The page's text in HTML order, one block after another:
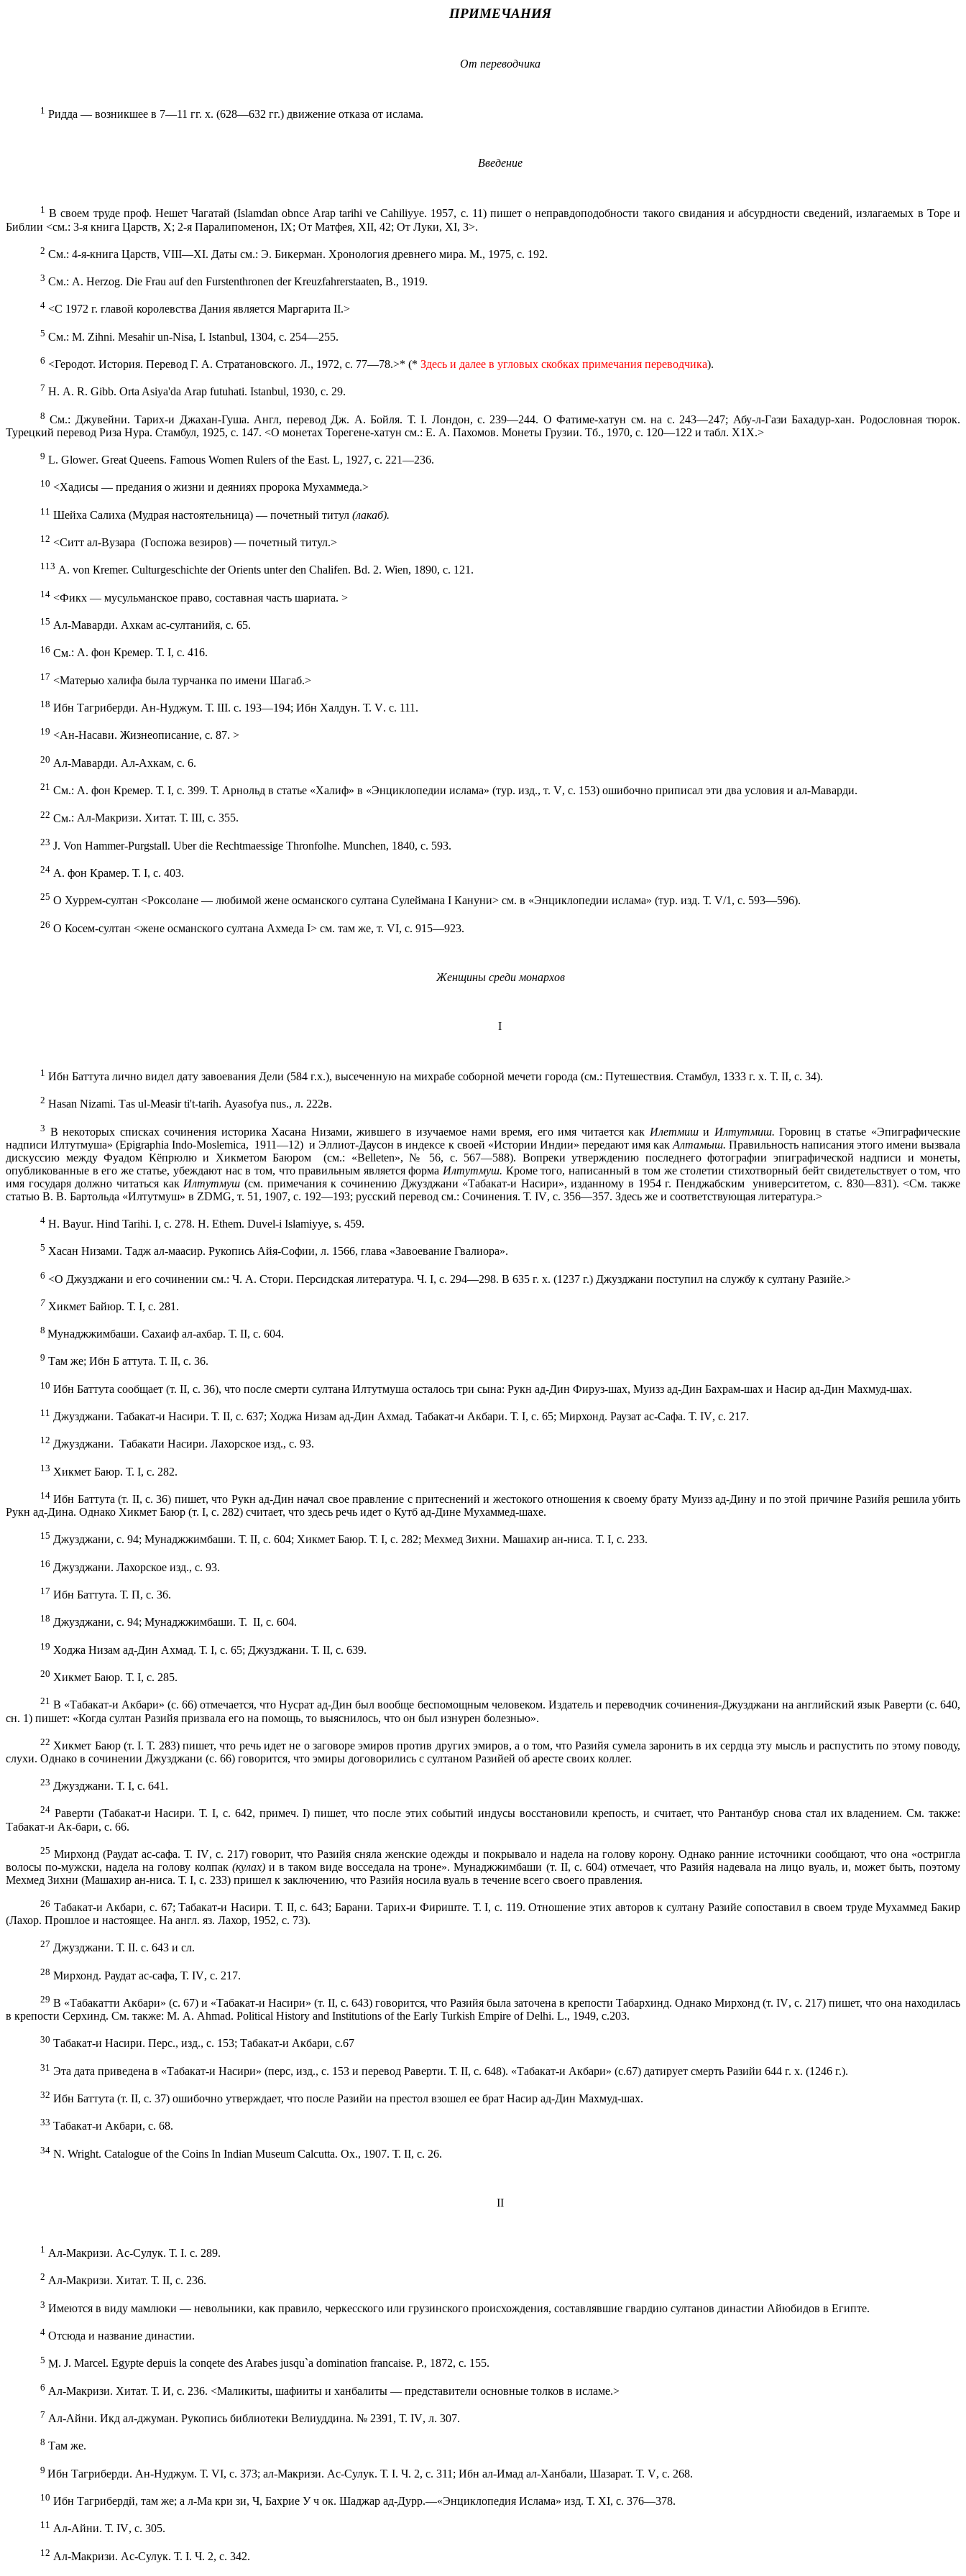
ПРИМЕЧАНИЯ
От переводчика
1 Ридда — возникшее в 7—11 гг. х. (628—632 гг.) движение отказа от ислама.
Введение
1 В своем труде проф. Нешет Чагатай (Islamdan obnce Arap tarihi ve Cahiliyye. 1957, с. 11) пишет о неправдоподобности та­кого свидания и абсурдности сведений, излагаемых в Торе и
Библии <см.: 3-я книга Царств, X; 2-я Паралипоменон, IX; От Матфея, XII, 42; От Луки, XI, 3>.
2 См.: 4-я-книга Царств, VIII—XI. Даты см.: Э. Бикерман. Хронология древнего мира. М., 1975, с. 192.
3 См.: А. Herzog. Die Frau auf den Furstenthronen der Kreuzfahrerstaaten, В., 1919.
4 <С 1972 г. главой королевства Дания является Маргари­та II.>
5 См.: М. Zihni. Mesahir un-Nisa, I. Istanbul, 1304, с. 254—255.
6 <Геродот. История. Перевод Г. А. Стратановского. Л., 1972, с. 77—78.>* (* Здесь и далее в угловых скобках примечания переводчика).
7 Н. А. R. Gibb. ОrtaAsiya'dа Аrар futuhati. Istanbul, 1930, с. 29.
8 См.: Джувейни. Тарих-и Джахан-Гуша. Англ, перевод Дж. А. Бойля. Т.I. Лондон, с. 239—244. О Фатиме-хатун см. на с. 243—247; Абу-л-Гази Бахадур-хан. Родословная тюрок.
Турецкий перевод Риза Нура. Стамбул, 1925, с. 147. <О монетах Торегене-хатун см.: Е. А. Пахомов. Монеты Грузии. Тб., 1970, с. 120—122 и табл. Х1Х.>
9 L. Glower. Great Queens. Famous Women Rulers of the East. L, 1927, с. 221—236.
10 <Хадисы — предания о жизни и деяниях пророка Мухаммеда.>
11 Шейха Салиха (Мудрая настоятельница) — почетный титул (лакаб).
12 <Ситт ал-Вузара (Госпожа везиров) — почетный титул.>
113 А. von Кremer. Сulturgeschichte der Orients unter den Chalifen. Вd. 2. Wien, 1890, с. 121.
14 <Фикх — мусульманское право, составная часть шариата. >
15 Ал-Маварди. Ахкам ас-султанийя, с. 65.
16 См.: А. фон Кремер. Т. I, с. 416.
17 <Матерью халифа была турчанка по имени Шагаб.>
18 Ибн Тагриберди. Ан-Нуджум. Т. III. с. 193—194; Ибн Халдун. Т. V. с. 111.
19 <Ан-Насави. Жизнеописание, с. 87. >
20 Ал-Маварди. Ал-Ахкам, с. 6.
21 См.: А. фон Кремер. Т. I, с. 399. Т. Арнольд в статье «Халиф» в «Энциклопедии ислама» (тур. изд., т. V, с. 153) ошибочно приписал эти два условия и ал-Маварди.
22 См.: Ал-Макризи. Хитат. Т. III, с. 355.
23 J. Von Hammer-Purgstall. Uber die Rechtmaessige Thronfolhe. Munchen, 1840, с. 593.
24 А. фон Крамер. Т. I, с. 403.
25 О Хуррем-султан <Роксолане — любимой жене османского султана Сулеймана I Кануни> см. в «Энциклопедии ислама» (тур. изд. Т. V/1, с. 593—596).
26 О Косем-султан <жене османского султана Ахмеда I> см. там же, т. VI, с. 915—923.
Женщины среди монархов
I
1 Ибн Баттута лично видел дату завоевания Дели (584 г.х.), высеченную на михрабе соборной мечети города (см.: Путешествия. Стамбул, 1333 г. х. Т. II, с. 34).
2 Наsan Nizami. Таs ul-Меasir ti't-tarih. Ауаsofya nus., л. 222в.
3 В некоторых списках сочинения историка Хасана Низами, жившего в изучаемое нами время, его имя читается как Илетмиши Илтутмиш.Горовиц в статье «Эпиграфические
надписи Илтутмуша» (Epigraphia Indo-Moslemica, 1911—12) и Эллиот-Даусон в индексе к своей «Истории Индии» передают имя как Алтамыш. Правильность написания этого имени вызвала
дискуссию между Фуадом Кёпрюлю и Хикметом Баюром
(см.: «Веlleten», № 56, с. 567—588). Вопреки утверждению последнего фотографии эпиграфической надписи и монеты,
опубликованные в его же статье, убеждают нас в том, что правильным является форма Илтутмуш. Кроме того, написанный в том же столетии стихотворный бейт свидетельствует о том, что
имя государя должно читаться как Илтутмуш (см. примечания к сочинению Джузджани «Табакат-и Насири», изданному в 1954 г. Пенджабским
университетом, с. 830—831). <См. также
статью В. В. Бартольда «Илтутмуш» в ZDMG, т. 51, 1907, с. 192—193; рус­ский перевод см.: Сочинения. Т. IV, с. 356—357. Здесь же и соответ­ствующая литература.>
4 Н. Ваyur. Hind Tarihi. I, с. 278. Н. Еthem. Duvel-i Islamiyye, s. 459.
5 Xасан Низами. Тадж ал-маасир. Рукопись Айя-Софии, л. 1566, глава «Завоевание Гвалиора».
6 <О Джузджани и его сочинении см.: Ч. А. Стори. Персид­ская литература. Ч. I, с. 294—298. В 635 г. х. (1237 г.) Джузджани поступил на службу к султану Разийе.>
7 Хикмет Байюр. Т. I, с. 281.
8 Мунаджжимбаши. Сахаиф ал-ахбар. Т. II, с. 604.
9 Там же; Ибн Б аттута. Т. II, с. 36.
10 Ибн Баттута сообщает (т. II, с. 36), что после смерти султана Илтутмуша осталось три сына: Рукн ад-Дин Фируз-шах, Муизз ад-Дин Бахрам-шах и Насир ад-Дин Махмуд-шах.
11 Джузджани. Табакат-и Насири. Т. II, с. 637; Ходжа Низам ад-Дин Ахмад. Табакат-и Акбари. Т. I, с. 65; Мирхонд. Раузат ас-Сафа. Т. IV, с. 217.
12 Джузджани. Табакати Насири. Лахорское изд., с. 93.
13 Xикмет Баюр. Т. I, с. 282.
14 Ибн Баттута (т. II, с. 36) пишет, что Рукн ад-Дин начал свое правление с притеснений и жестокого отношения к своему брату Муизз ад-Дину и по этой причине Разийя решила убить
Рукн ад-Ди­на. Однако Хикмет Баюр (т. I, с. 282) считает, что здесь речь идет о Кутб ад-Дине Мухаммед-шахе.
15 Джузджани, с. 94; Мунаджжимбаши. Т. II, с. 604; Xикмет Баюр. Т. I, с. 282; Мехмед Зихни. Машахир ан-ниса. Т. I, с. 233.
16 Джузджани. Лахорское изд., с. 93.
17 Ибн Баттута. Т. П, с. 36.
18 Джузджани, с. 94; Мунаджжимбаши. Т. II, с. 604.
19 Ходжа Низам ад-Дин Ахмад. Т. I, с. 65; Джуз­джани. Т. II, с. 639.
20 Xикмет Баюр. Т. I, с. 285.
21 В «Табакат-и Акбари» (с. 66) отмечается, что Нусрат ад-Дин был вообще беспомощным человеком. Издатель и переводчик сочи­нения-Джузджани на английский язык Раверти (с. 640,
сн. 1) пи­шет: «Когда султан Разийя призвала его на помощь, то выясни­лось, что он был изнурен болезнью».
22 Хикмет Баюр (т.I. Т. 283) пишет, что речь идет не о за­говоре эмиров против других эмиров, а о том, что Разийя сумела заронить в их сердца эту мысль и распустить по этому поводу,
слу­хи. Однако в сочинении Джузджани (с. 66) говорится, что эмиры до­говорились с султаном Разийей об аресте своих коллег.
23 Джузджани. Т. I, с. 641.
24 Раверти (Табакат-и Насири. Т.I, с. 642, примеч.I) пишет, что после этих событий индусы восстановили крепость, и считает, что Рантанбур снова стал их владением. См. также:
Табакат-и Ак-бари, с. 66.
25 Мирхонд (Раудат ас-сафа. Т. IV, с. 217) говорит, что Разийя сняла женские одежды и покрывало и надела на голову корону. Однако ранние источники сообщают, что она «остригла
волосы по-мужски, надела на голову колпак (кулах) и в таком виде восседала на троне». Мунаджжимбаши (т. II, с. 604) отмечает, что Разийя надевала на лицо вуаль, и, может быть, поэтому
Мехмед Зихни (Машахир ан-ниса. Т. I, с. 233) пришел к заключению, что Разийя носила вуаль в течение всего своего правления.
26 Табакат-и Акбари, с. 67; Табакат-и Насири. Т. II, с. 643; Барани. Тарих-и Фириште. Т.I, с. 119. Отношение этих авторов к султану Разийе сопоставил в своем труде Мухаммед Бакир
(Лахор. Прошлое и настоящее. На англ. яз. Лахор, 1952, с. 73).
27 Джузджани. Т. II. с. 643 и сл.
28 Мирхонд. Раудат ас-сафа, Т. IV, с. 217.
29 В «Табакатти Акбари» (с. 67) и «Табакат-и Насири» (т. II, с. 643) говорится, что Разийя была заточена в крепости Табархинд. Однако Мирхонд (т. IV, с. 217) пишет, что она находилась
в крепости Серхинд. См. также: М. А. Ahmad. Роlitical History and Institutions of the Early Turkish Empire of Delhi. L., 1949, с.203.
30 Табакат-и Насири. Перс., изд., с. 153; Табакат-и Акбари, с.67
31 Эта дата приведена в «Табакат-и Насири» (перс, изд., с. 153 и перевод Раверти. Т. II, с. 648). «Табакат-и Акбари» (с.67) датирует смерть Разийи 644 г. х. (1246 г.).
32 Ибн Баттута (т. II, с. 37) ошибочно утверждает, что после Разийи на престол взошел ее брат Насир ад-Дин Махмуд-шах.
33 Табакат-и Акбари, с. 68.
34 N. Wright. Саtalogue of the Coins In Indian Museum Calcutta. Ох., 1907. Т. II, с. 26.
II
1 Ал-Макризи. Ас-Сулук. Т. I. с. 289.
2 Ал-Макризи. Хитат. Т. II, с. 236.
3 Имеются в виду мамлюки — невольники, как правило, черкесского или грузинского происхождения, составлявшие гвардию султанов династии Айюбидов в Египте.
4 Отсюда и название династии.
5 М. J. Маrcel. Еgypte depuis la conqete des Arabes jusqu`a domination francaise. Р., 1872, с. 155.
6 Ал-Макризи. Хитат. Т. И, с. 236. <Маликиты, шафииты и ханбалиты — представители основные толков в исламе.>
7 Ал-Айни. Икд ал-джуман. Рукопись библиотеки Велиуддина. № 2391, Т. IV, л. 307.
8 Там же.
9 Ибн Тагриберди. Ан-Нуджум. Т. VI, с. 373; ал-Макризи. Ас-Сулук. Т. I. Ч. 2, с. 311; Ибн ал-Имад ал-Ханбали, Шазарат. Т. V, с. 268.
10 Ибн Тагрибердй, там же; а л-Ма кри зи, Ч, Бахрие У ч ок. Шаджар ад-Дурр.—«Энциклопедия Ислама» изд. Т. XI, с. 376—378.
11 Ал-Айни. Т. IV, с. 305.
12 Ал-Макризи. Ас-Сулук. Т. I. Ч. 2, с. 342.